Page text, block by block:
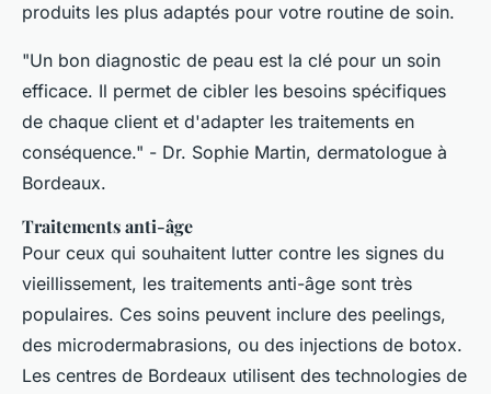
produits les plus adaptés pour votre routine de soin.
"Un bon diagnostic de peau est la clé pour un soin
efficace. Il permet de cibler les besoins spécifiques
de chaque client et d'adapter les traitements en
conséquence." - Dr. Sophie Martin, dermatologue à
Bordeaux.
Traitements anti-âge
Pour ceux qui souhaitent lutter contre les signes du
vieillissement, les traitements anti-âge sont très
populaires. Ces soins peuvent inclure des peelings,
des microdermabrasions, ou des injections de botox.
Les centres de Bordeaux utilisent des technologies de